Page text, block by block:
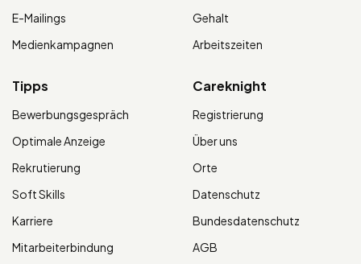
E-Mailings
Medienkampagnen
Gehalt
Arbeitszeiten
Tipps
Bewerbungsgespräch
Optimale Anzeige
Rekrutierung
Soft Skills
Karriere
Mitarbeiterbindung
Careknight
Registrierung
Über uns
Orte
Datenschutz
Bundesdatenschutz
AGB